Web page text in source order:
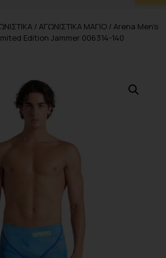
/ ΑΓΩΝΙΣΤΙΚΑ ΜΑΓΙΟ / Arena Men’s
Edition Jammer 006314-140